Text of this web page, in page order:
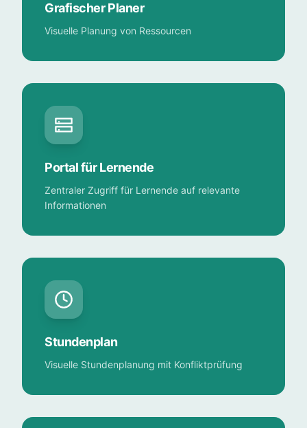
Grafischer Planer
Visuelle Planung von Ressourcen
Portal für Lernende
Zentraler Zugriff für Lernende auf relevante
Informationen
Stundenplan
Visuelle Stundenplanung mit Konfliktprüfung